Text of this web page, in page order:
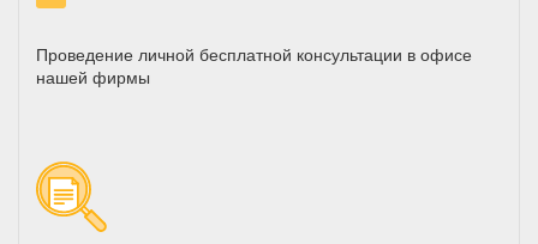
Проведение личной бесплатной консультации в офисе
нашей фирмы